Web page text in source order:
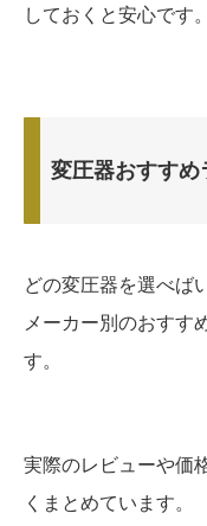
しておくと安心です。
変圧器おすすめ
どの変圧器を選べば
メーカー別のおすす
す。
実際のレビューや価
くまとめています。